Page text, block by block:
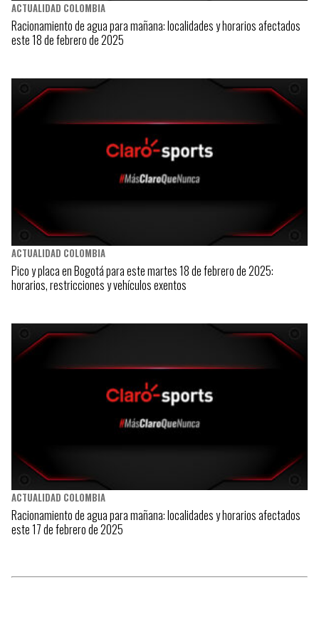
ACTUALIDAD COLOMBIA
Racionamiento de agua para mañana: localidades y horarios afectados
este 18 de febrero de 2025
ACTUALIDAD COLOMBIA
Pico y placa en Bogotá para este martes 18 de febrero de 2025:
horarios, restricciones y vehículos exentos
ACTUALIDAD COLOMBIA
Racionamiento de agua para mañana: localidades y horarios afectados
este 17 de febrero de 2025